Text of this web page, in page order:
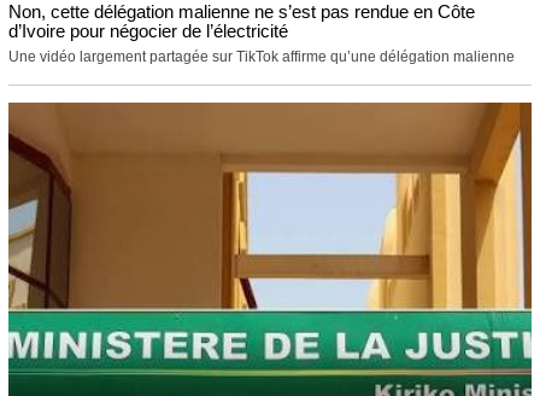
Non, cette délégation malienne ne s’est pas rendue en Côte
d’Ivoire pour négocier de l’électricité
Une vidéo largement partagée sur TikTok affirme qu’une délégation malienne